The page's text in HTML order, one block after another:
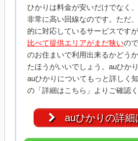
ひかりは料金が安いだけでなく
非常に高い回線なのです。ただ
的に対応しているサービスですが
比べて提供エリアがまだ狭いの
のお住まいで利用出来るかどう
たほうがいいでしょう。auひか
auひかりについてもっと詳しく
の「詳細はこちら」よりご確認く
auひかりの詳細